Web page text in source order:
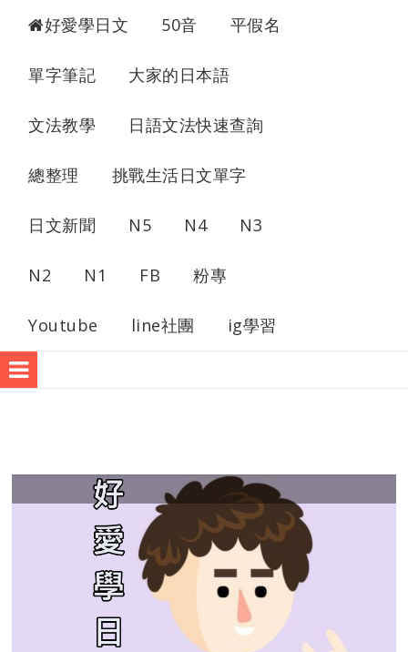
好愛學日文 50音 平假名
單字筆記 大家的日本語
文法教學 日語文法快速查詢
總整理 挑戰生活日文單字
日文新聞 N5 N4 N3
N2 N1 FB 粉專
Youtube line社團 ig學習